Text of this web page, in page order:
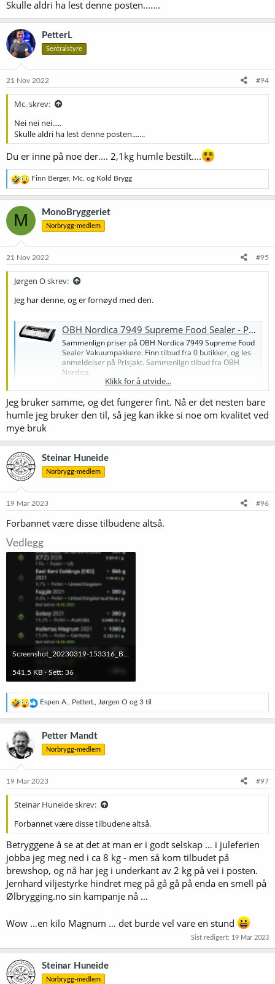
Skulle aldri ha lest denne posten.......
PetterL
Sentralstyre
21 Nov 2022 #94
Mc. skrev:
Nei nei nei.....
Skulle aldri ha lest denne posten.......
Du er inne på noe der.... 2,1kg humle bestilt....
R
e
a
n
e
Finn Berger, Mc. og Kold Brygg
M MonoBryggeriet
Norbrygg-medlem
21 Nov 2022 #95
Jørgen O skrev:
Jeg har denne, og er fornøyd med den.
OBH Nordica 7949 Supreme Food Sealer - Prisjakt
Sammenlign priser på OBH Nordica 7949 Supreme Food
Sealer Vakuumpakkere. Finn tilbud fra 0 butikker, og les
anmeldelser på Prisjakt. Sammenlign tilbud fra OBH
Nordica.
www.prisjakt.noKlikk for å utvide...
Jeg bruker samme, og det fungerer fint. Nå er det nesten bare
humle jeg bruker den til, så jeg kan ikke si noe om kvalitet ved
mye bruk
Steinar Huneide
Norbrygg-medlem
19 Mar 2023 #96
Forbannet være disse tilbudene altså.
Vedlegg
Screenshot_20230319-153316_Brewfather.png
541,5 KB · Sett: 36
R
e
a
k
n
e
Espen A. PetterL Jørgen O og 3 til
Petter Mandt
Norbrygg-medlem
19 Mar 2023 #97
Steinar Huneide skrev:
Forbannet være disse tilbudene altså.
Betryggene å se at det at man er i godt selskap … i juleferien
jobba jeg meg ned i ca 8 kg - men så kom tilbudet på
brewshop, og nå har jeg i underkant av 2 kg på vei i posten.
Jernhard viljestyrke hindret meg på gå gå på enda en smell på
Ølbrygging.no sin kampanje nå …
Wow …en kilo Magnum … det burde vel vare en stund
Sist redigert: 19 Mar 2023
Steinar Huneide
Norbrygg-medlem